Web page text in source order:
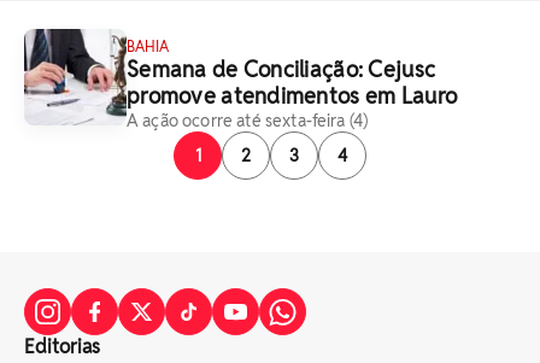
BAHIA
Semana de Conciliação: Cejusc
promove atendimentos em Lauro
A ação ocorre até sexta-feira (4)
1
2 3 4
Editorias